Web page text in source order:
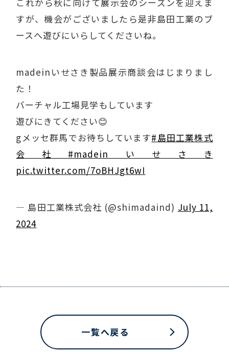
すが、機会がございましたら是非島田工業のブ
ースへ遊びにいらしてくださいね。
madeinいせさき製品展示商談会はじまりまし
た！
バーチャル工場見学もしています
遊びにきてください😊
gメッセ群馬でお待ちしています#島田工業株式
会社 #madeinいせさき
pic.twitter.com/7oBHJgt6wI
— 島田工業株式会社 (@shimadaind) July 11,
2024
一覧へ戻る